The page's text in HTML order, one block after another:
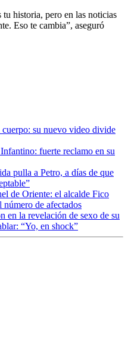
tu historia, pero en las noticias
Eso te cambia”, aseguró
su nuevo video divide
fuerte reclamo en su
pulla a Petro, a días de que
de Oriente: el alcalde Fico
de afectados
en la revelación de sexo de su
“Yo, en shock”